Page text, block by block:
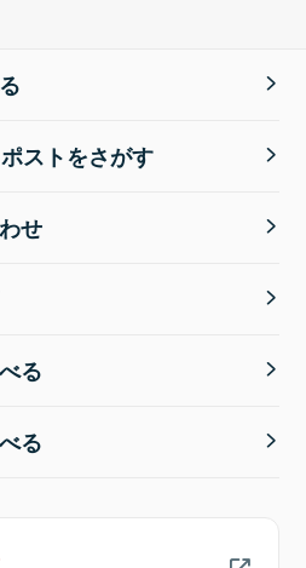
ストをさがす
せ
る
る